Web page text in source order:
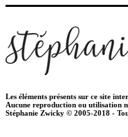
Les éléments présents sur ce site
Aucune reproduction ou utilisation
Stéphanie Zwicky © 2005-2018 -